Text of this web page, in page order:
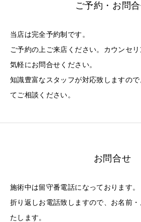
ご予約・お問
当店は完全予約制です。
ご予約の上ご来店ください。カウンセ
気軽にお問合せください。
知識豊富なスタッフが対応致しますの
てご相談ください。
お問合せ
施術中は留守番電話になっております。
折り返しお電話致しますので、お名前
たします。